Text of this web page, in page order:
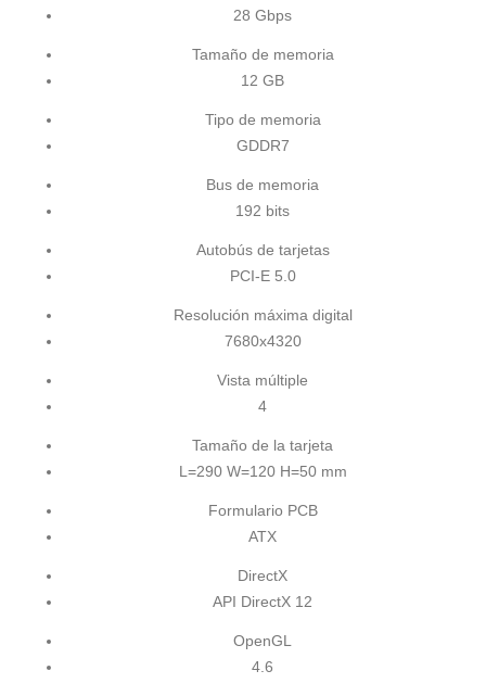
28 Gbps
Tamaño de memoria
12 GB
Tipo de memoria
GDDR7
Bus de memoria
192 bits
Autobús de tarjetas
PCI-E 5.0
Resolución máxima digital
7680x4320
Vista múltiple
4
Tamaño de la tarjeta
L=290 W=120 H=50 mm
Formulario PCB
ATX
DirectX
API DirectX 12
OpenGL
4.6